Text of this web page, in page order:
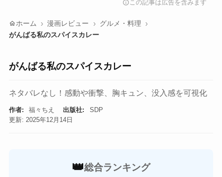
info この記事は広告を含みます
home ホーム 漫画レビュー
グルメ・料理
がんばる私のスパイスカレー
がんばる私のスパイスカレー
ネタバレなし！感動や衝撃、胸キュン、没入感を可視化
作者: 福々ちえ 出版社:
SDP
更新: 2025年12月14日
👑総合ランキング